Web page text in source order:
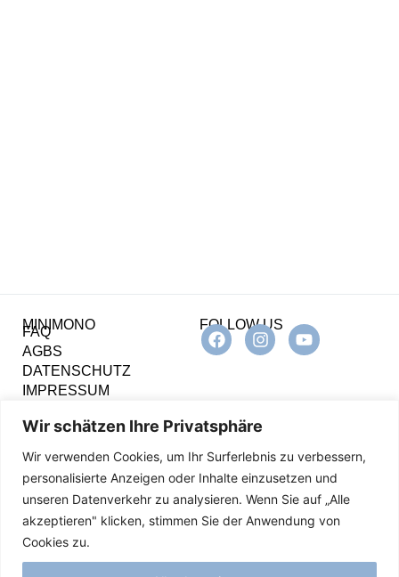
Wir schätzen Ihre Privatsphäre
Wir verwenden Cookies, um Ihr Surferlebnis zu verbessern,
personalisierte Anzeigen oder Inhalte einzusetzen und
unseren Datenverkehr zu analysieren. Wenn Sie auf „Alle
akzeptieren" klicken, stimmen Sie der Anwendung von
Cookies zu.
MINIMONO
FAQ
AGBS
DATENSCHUTZ
IMPRESSUM
FOLLOW US
KONTAKT
Montag bis Freitag
9:00 – 12:00 Uhr
Pengin & Friends AG
Sickingerstrasse 10
3014 Bern, Schweiz
Telefon +41 31 333 13 63